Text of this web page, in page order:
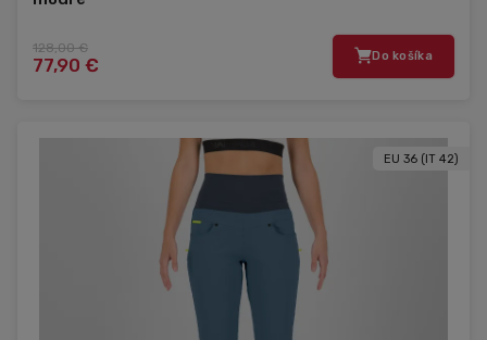
128,00 €
77,90 € Do košíka
EU 36 (IT 42)